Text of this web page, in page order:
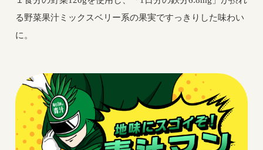
る野菜果汁ミックスベリー系の果実ですっきりした味わい
に。